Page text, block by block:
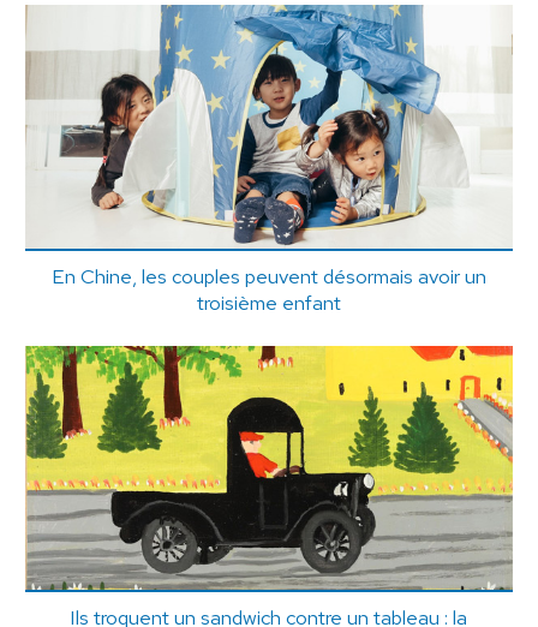
En Chine, les couples peuvent désormais avoir un
troisième enfant
Ils troquent un sandwich contre un tableau : la